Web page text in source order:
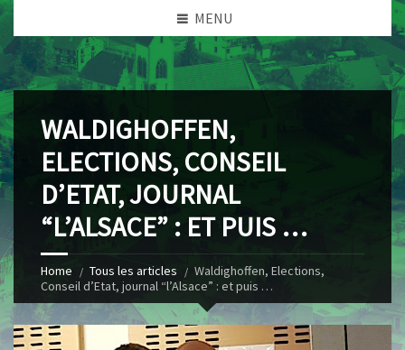
MENU
WALDIGHOFFEN,
ELECTIONS, CONSEIL
D’ETAT, JOURNAL
“L’ALSACE” : ET PUIS …
Home Tous les articles
Waldighoffen, Elections,
Conseil d’Etat, journal “l’Alsace” : et puis …